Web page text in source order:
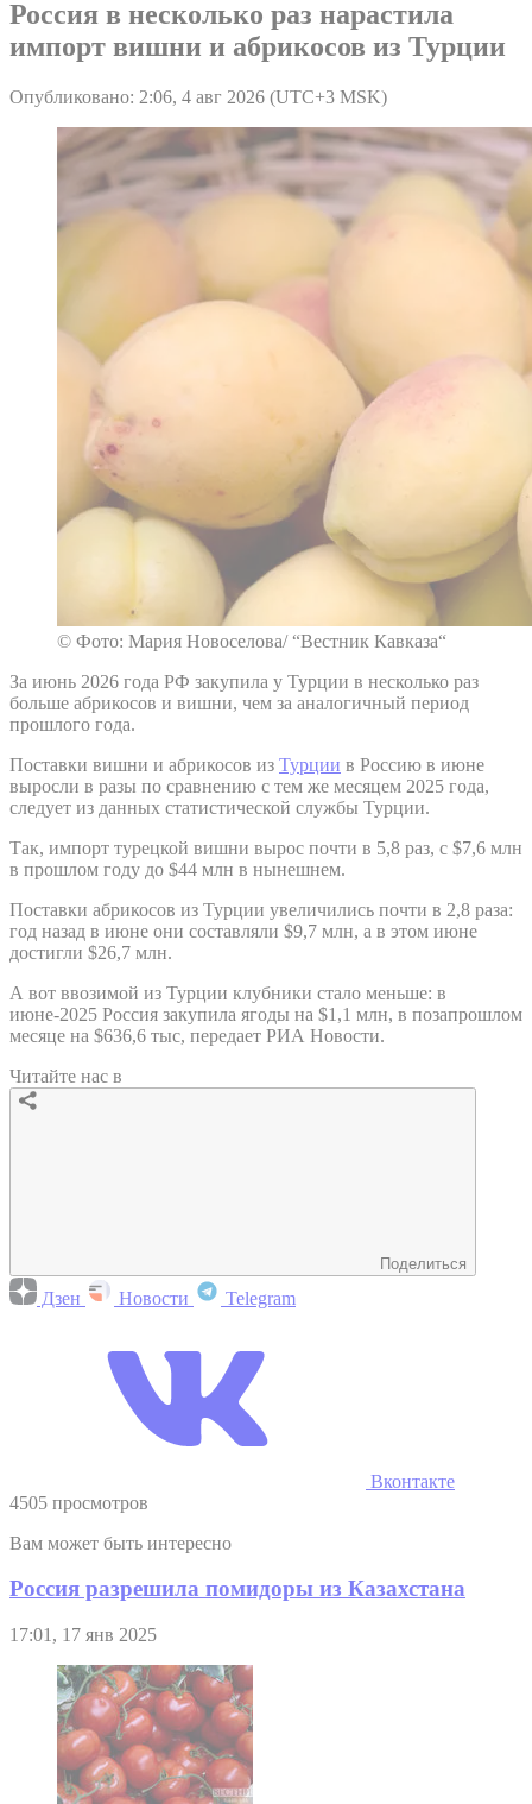
Россия в несколько раз нарастила
импорт вишни и абрикосов из Турции
Опубликовано: 2:06, 4 авг 2026 (UTC+3 MSK)
© Фото: Мария Новоселова/ “Вестник Кавказа“
За июнь 2026 года РФ закупила у Турции в несколько раз
больше абрикосов и вишни, чем за аналогичный период
прошлого года.
Поставки вишни и абрикосов из Турции в Россию в июне
выросли в разы по сравнению с тем же месяцем 2025 года,
следует из данных статистической службы Турции.
Так, импорт турецкой вишни вырос почти в 5,8 раз, с $7,6 млн
в прошлом году до $44 млн в нынешнем.
Поставки абрикосов из Турции увеличились почти в 2,8 раза:
год назад в июне они составляли $9,7 млн, а в этом июне
достигли $26,7 млн.
А вот ввозимой из Турции клубники стало меньше: в
июне-2025 Россия закупила ягоды на $1,1 млн, в позапрошлом
месяце на $636,6 тыс, передает РИА Новости.
Читайте нас в
Поделиться
Дзен Новости Telegram
Вконтакте
4505 просмотров
Вам может быть интересно
Россия разрешила помидоры из Казахстана
17:01, 17 янв 2025